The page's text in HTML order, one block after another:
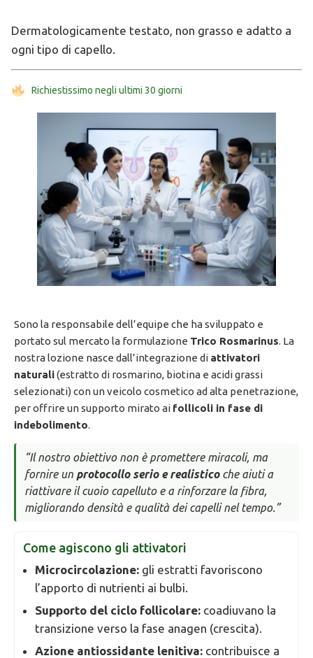
Dermatologicamente testato, non grasso e adatto a
ogni tipo di capello.
Richiestissimo negli ultimi 30 giorni
Sono la responsabile dell’equipe che ha sviluppato e
portato sul mercato la formulazione Trico Rosmarinus. La
nostra lozione nasce dall’integrazione di attivatori
naturali(estratto di rosmarino, biotina e acidi grassi
selezionati) con un veicolo cosmetico ad alta penetrazione,
per offrire un supporto mirato ai follicoli in fase di
indebolimento.
“Il nostro obiettivo non è promettere miracoli, ma
fornire un protocollo serio e realisticoche aiuti a
riattivare il cuoio capelluto e a rinforzare la fibra,
migliorando densità e qualità dei capelli nel tempo.”
Come agiscono gli attivatori
Microcircolazione: gli estratti favoriscono
l’apporto di nutrienti ai bulbi.
Supporto del ciclo follicolare: coadiuvano la
transizione verso la fase anagen (crescita).
Azione antiossidante lenitiva: contribuisce a